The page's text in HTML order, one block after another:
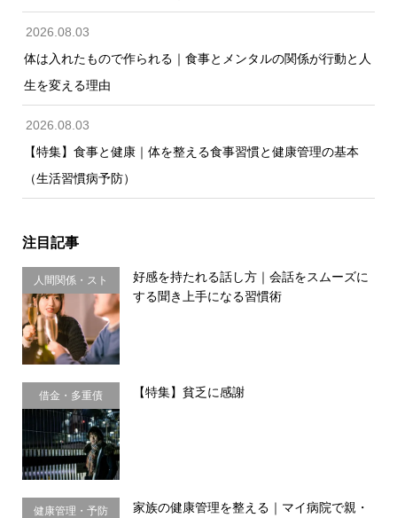
2026.08.03
体は入れたもので作られる｜食事とメンタルの関係が行動と人
生を変える理由
2026.08.03
【特集】食事と健康｜体を整える食事習慣と健康管理の基本
（生活習慣病予防）
注目記事
人間関係・スト
レス
好感を持たれる話し方｜会話をスムーズに
する聞き上手になる習慣術
借金・多重債
務・金銭感覚
【特集】貧乏に感謝
健康管理・予防
家族の健康管理を整える｜マイ病院で親・